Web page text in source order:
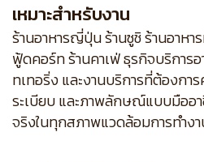
เหมาะสำหรับงาน
ร้านอาหารญี่ปุ่น ร้านซูชิ ร้านอาหา
ฟู้ดคอร์ท ร้านคาเฟ่ ธุรกิจบริการ
ทเทอริ่ง และงานบริการที่ต้องกา
ระเบียบ และภาพลักษณ์แบบมืออ
จริงในทุกสภาพแวดล้อมการทำง